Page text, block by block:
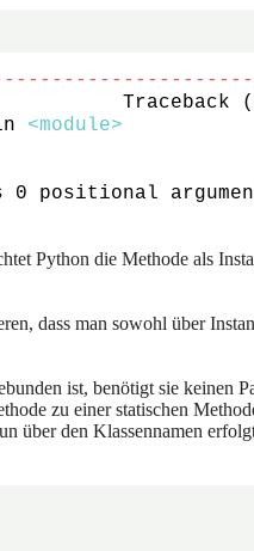
<module>
0 positional
Python die Methode als
dass man sowohl über
ist, benötigt sie keinen
zu einer statischen
über den Klassennamen